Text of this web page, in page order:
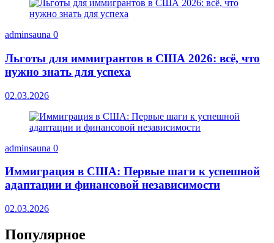
adminsauna 0
Льготы для иммигрантов в США 2026: всё, что
нужно знать для успеха
02.03.2026
adminsauna 0
Иммиграция в США: Первые шаги к успешной
адаптации и финансовой независимости
02.03.2026
Популярное